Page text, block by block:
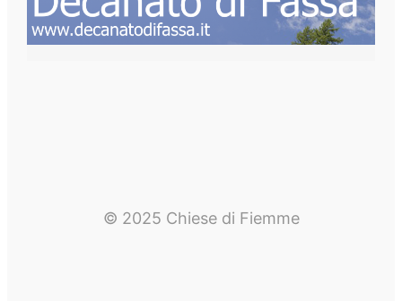
© 2025 Chiese di Fiemme